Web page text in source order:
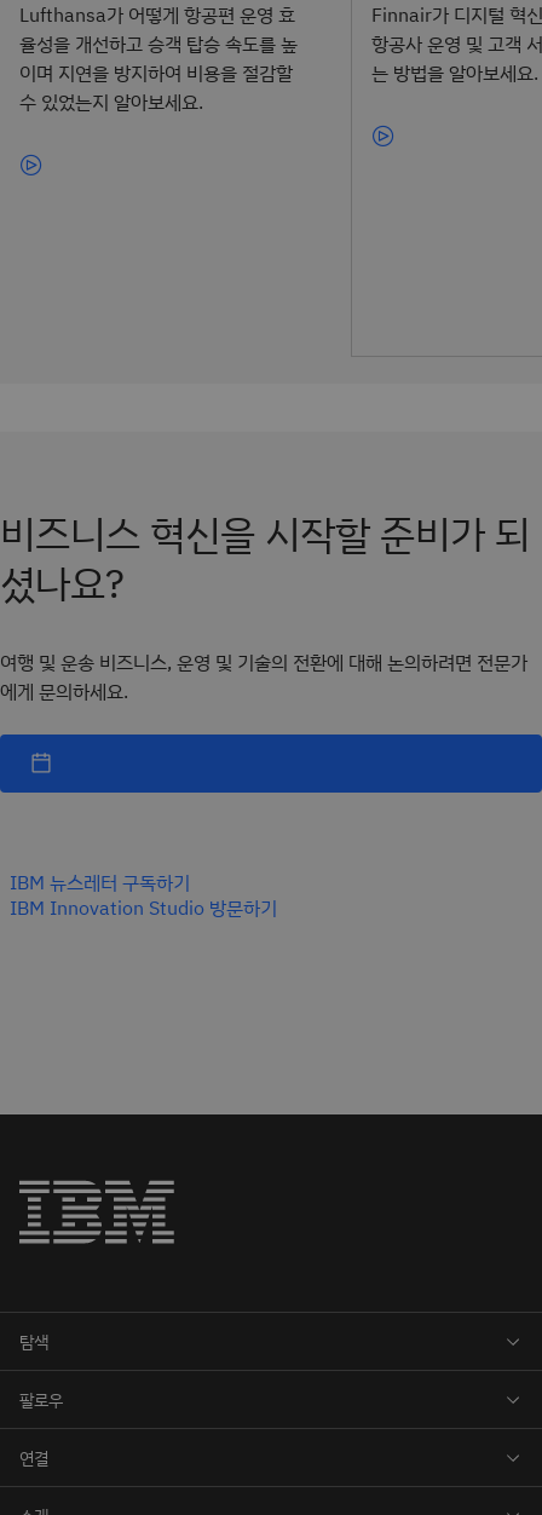
Lufthansa가 어떻게 항공편 운영 효
율성을 개선하고 승객 탑승 속도를 높
이며 지연을 방지하여 비용을 절감할
수 있었는지 알아보세요.
Finnair가 디지털 혁
항공사 운영 및 고객
는 방법을 알아보세요.
비즈니스 혁신을 시작할 준비가 되
셨나요?
여행 및 운송 비즈니스, 운영 및 기술의 전환에 대해 논의하려면 전문가
에게 문의하세요.
IBM 뉴스레터 구독하기
IBM Innovation Studio 방문하기